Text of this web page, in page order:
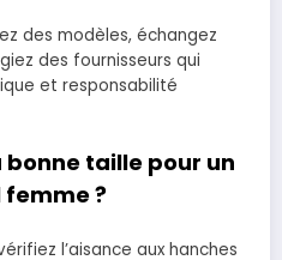
des modèles, échangez
des fournisseurs qui
et responsabilité
taille pour un
?
l’aisance aux hanches